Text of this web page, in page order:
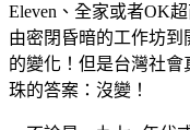
Eleven、全家或者OK
由密閉昏暗的工作坊
的變化！但是台灣社
珠的答案：沒變！